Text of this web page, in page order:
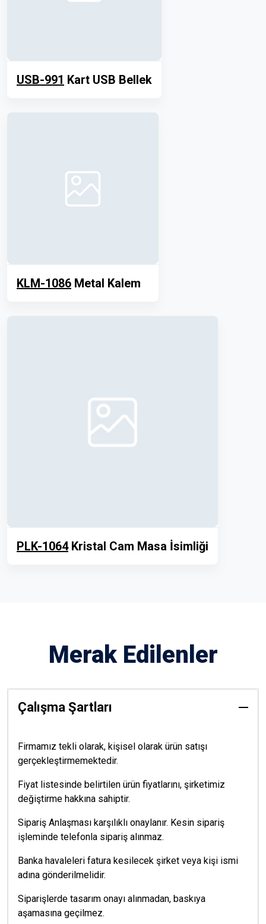
USB-991 Kart USB Bellek
KLM-1086 Metal Kalem
PLK-1064Kristal Cam Masa İsimliği
Merak Edilenler
Çalışma Şartları
Firmamız tekli olarak, kişisel olarak ürün satışı
gerçekleştirmemektedir.
Fiyat listesinde belirtilen ürün fiyatlarını, şirketimiz
değiştirme hakkına sahiptir.
Sipariş Anlaşması karşılıklı onaylanır. Kesin sipariş
işleminde telefonla sipariş alınmaz.
Banka havaleleri fatura kesilecek şirket veya kişi ismi
adına gönderilmelidir.
Siparişlerde tasarım onayı alınmadan, baskıya
aşamasına geçilmez.